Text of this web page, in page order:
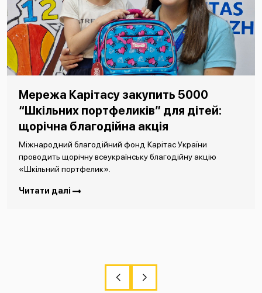
Мережа Карітасу закупить 5000
“Шкільних портфеликів” для дітей:
щорічна благодійна акція
Міжнародний благодійний фонд Карітас України
проводить щорічну всеукраїнську благодійну акцію
«Шкільний портфелик».
Читати далі